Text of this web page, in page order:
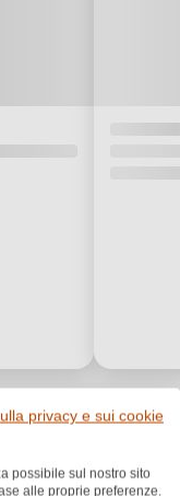
privacy e sui cookie
possibile sul nostro sito
alle proprie preferenze.